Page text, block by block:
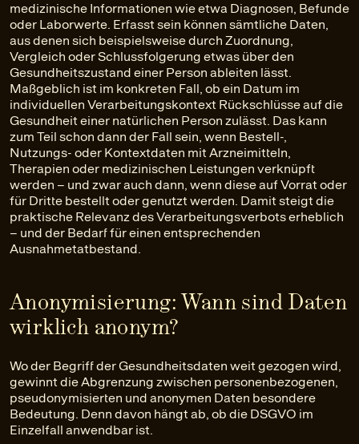
medizinische Informationen wie etwa Diagnosen, Befunde
oder Laborwerte. Erfasst sein können sämtliche Daten,
aus denen sich beispielsweise durch Zuordnung,
Vergleich oder Schlussfolgerung etwas über den
Gesundheitszustand einer Person ableiten lässt.
Maßgeblich ist im konkreten Fall, ob ein Datum im
individuellen Verarbeitungskontext Rückschlüsse auf die
Gesundheit einer natürlichen Person zulässt. Das kann
zum Teil schon dann der Fall sein, wenn Bestell-,
Nutzungs- oder Kontextdaten mit Arzneimitteln,
Therapien oder medizinischen Leistungen verknüpft
werden – und zwar auch dann, wenn diese auf Vorrat oder
für Dritte bestellt oder genutzt werden. Damit steigt die
praktische Relevanz des Verarbeitungsverbots erheblich
– und der Bedarf für einen entsprechenden
Ausnahmetatbestand.
Anonymisierung: Wann sind Daten
wirklich anonym?
Wo der Begriff der Gesundheitsdaten weit gezogen wird,
gewinnt die Abgrenzung zwischen personenbezogenen,
pseudonymisierten und anonymen Daten besondere
Bedeutung. Denn davon hängt ab, ob die DSGVO im
Einzelfall anwendbar ist.